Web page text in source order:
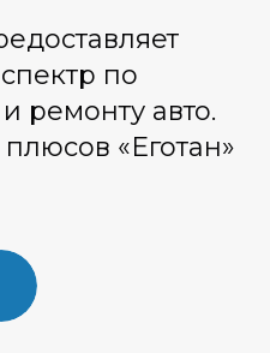
по
ремонту авто.
«Еготан»